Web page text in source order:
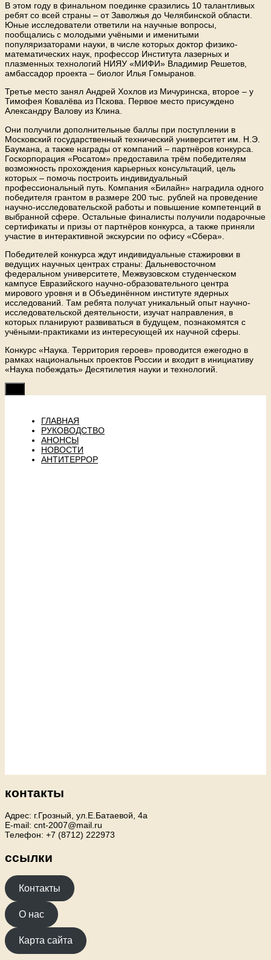
В этом году в финальном поединке сразились 10 талантливых
ребят со всей страны – от Заволжья до Челябинской области.
Юные исследователи ответили на научные вопросы,
пообщались с молодыми учёными и именитыми
популяризаторами науки, в числе которых доктор физико-
математических наук, профессор Института лазерных и
плазменных технологий НИЯУ «МИФИ» Владимир Решетов,
амбассадор проекта – биолог Илья Гомыранов.
Третье место занял Андрей Хохлов из Мичуринска, второе – у
Тимофея Ковалёва из Пскова. Первое место присуждено
Александру Валову из Клина.
Они получили дополнительные баллы при поступлении в
Московский государственный технический университет им. Н.Э.
Баумана, а также награды от компаний – партнёров конкурса.
Госкорпорация «Росатом» предоставила трём победителям
возможность прохождения карьерных консультаций, цель
которых – помочь построить индивидуальный
профессиональный путь. Компания «Билайн» наградила одного
победителя грантом в размере 200 тыс. рублей на проведение
научно-исследовательской работы и повышение компетенций в
выбранной сфере. Остальные финалисты получили подарочные
сертификаты и призы от партнёров конкурса, а также приняли
участие в интерактивной экскурсии по офису «Сбера».
Победителей конкурса ждут индивидуальные стажировки в
ведущих научных центрах страны: Дальневосточном
федеральном университете, Межвузовском студенческом
кампусе Евразийского научно-образовательного центра
мирового уровня и в Объединённом институте ядерных
исследований. Там ребята получат уникальный опыт научно-
исследовательской деятельности, изучат направления, в
которых планируют развиваться в будущем, познакомятся с
учёными-практиками из интересующей их научной сферы.
Конкурс «Наука. Территория героев» проводится ежегодно в
рамках национальных проектов России и входит в инициативу
«Наука побеждать» Десятилетия науки и технологий.
ГЛАВНАЯ
РУКОВОДСТВО
АНОНСЫ
НОВОСТИ
АНТИТЕРРОР
контакты
Адрес: г.Грозный, ул.Е.Батаевой, 4а
E-mail: cnt-2007@mail.ru
Телефон: +7 (8712) 222973
ссылки
Контакты
О нас
Карта сайта